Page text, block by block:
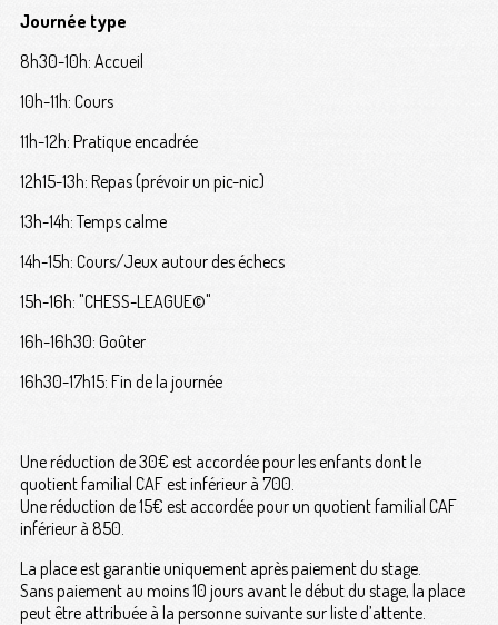
Journée type
8h30-10h: Accueil
10h-11h: Cours
11h-12h: Pratique encadrée
12h15-13h: Repas (prévoir un pic-nic)
13h-14h: Temps calme
14h-15h: Cours/Jeux autour des échecs
15h-16h: "CHESS-LEAGUE©"
16h-16h30: Goûter
16h30-17h15: Fin de la journée
Une réduction de 30€ est accordée pour les enfants dont le
quotient familial CAF est inférieur à 700.
Une réduction de 15€ est accordée pour un quotient familial CAF
inférieur à 850.
La place est garantie uniquement après paiement du stage.
Sans paiement au moins 10 jours avant le début du stage, la place
peut être attribuée à la personne suivante sur liste d’attente.